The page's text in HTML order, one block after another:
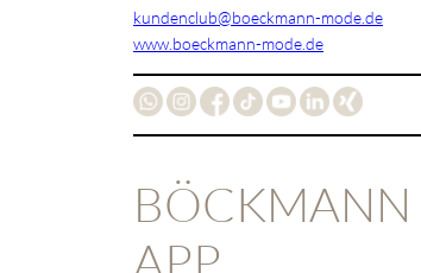
kundenclub@boeckmann-mode.de
www.boeckmann-mode.de
BÖCKMANN
APP